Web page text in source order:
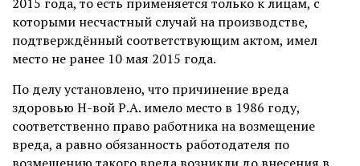
которыми несчастный случай на производстве,
подтверждённый соответствующим актом, имел
место не ранее 10 мая 2015 года.
По делу установлено, что причинение вреда
здоровью Н-вой Р.А. имело место в 1986 году,
соответственно право работника на возмещение
вреда, а равно обязанность работодателя по